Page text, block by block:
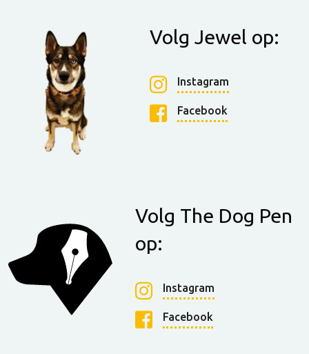
Volg Jewel op:
Instagram
Facebook
Volg The Dog Pen
op:
Instagram
Facebook